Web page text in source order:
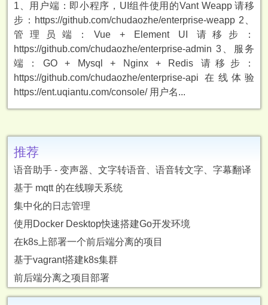
1、用户端：即小程序，UI组件使用的Vant Weapp 请移
步：https://github.com/chudaozhe/enterprise-weapp 2、
管理员端：Vue + Element UI 请移步：
https://github.com/chudaozhe/enterprise-admin 3、服务
端：GO + Mysql + Nginx + Redis 请移步：
https://github.com/chudaozhe/enterprise-api 在线体验
https://ent.uqiantu.com/console/ 用户名...
推荐
语音助手 - 变声器、文字转语音、语音转文字、字幕翻译
基于 mqtt 的在线聊天系统
集中化的日志管理
使用Docker Desktop快速搭建Go开发环境
在k8s上部署一个前后端分离的项目
基于vagrant搭建k8s集群
前后端分离之项目部署